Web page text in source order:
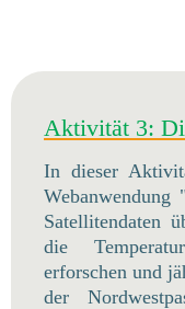
Aktivität 3:
In dieser
Satellitendaten
die
erforschen und
der